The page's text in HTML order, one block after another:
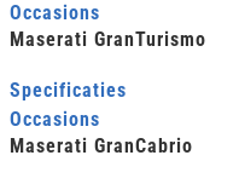
Occasions
Maserati GranTurismo
Specificaties
Occasions
Maserati GranCabrio